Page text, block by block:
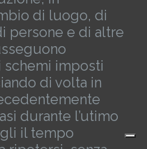
di luogo, di
persone e di altre
imposti
di volta in
durante l’utimo
il tempo